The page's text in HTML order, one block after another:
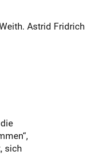
Astrid Fridrich
sich